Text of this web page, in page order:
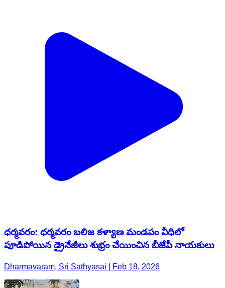
ధర్మవరం: ధర్మవరం బలిజ కళ్యాణ మండపం వీధిలో
పూడిపోయిన డ్రైనేజీలు శుభ్రం చేయించిన బీజేపీ నాయకులు
Dharmavaram, Sri Sathyasai | Feb 18, 2026